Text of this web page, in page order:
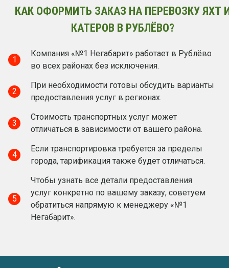
КАК ОФОРМИТЬ ЗАКАЗ НА ПЕРЕВОЗКУ ЯХТ
КАТЕРОВ В РУБЛЁВО?
1
Компания «№1 Негабарит» работает в Рублёво
во всех районах без исключения.
2
При необходимости готовы обсудить варианты
предоставления услуг в регионах.
3
Стоимость транспортных услуг может
отличаться в зависимости от вашего района.
4
Если транспортировка требуется за пределы
города, тарификация также будет отличаться.
5
Чтобы узнать все детали предоставления
услуг конкретно по вашему заказу, советуем
обратиться напрямую к менеджеру «№1
Негабарит».